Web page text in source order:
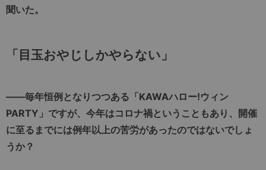
聞いた。
「 目玉おやじしかやらない 」
――毎年恒例となりつつある「KAWAハロー!ウィン
PARTY」ですが、今年はコロナ禍ということもあり、開催
に至るまでには例年以上の苦労があったのではないでしょ
うか？